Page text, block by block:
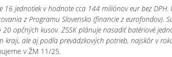
16 jednotiek v hodnote cca 144 miliónov eur bez DPH.
z Programu Slovensko (financie z eurofondov).
opčných kusov. ZSSK plánuje nasadiť batériové
kraji, ale aj podľa prevádzkových potrieb, najskôr v
v ŽM 11/25.